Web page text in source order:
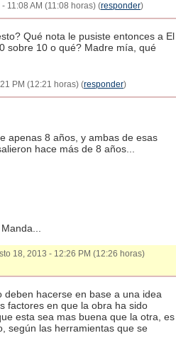
11:08 AM (11:08 horas) (responder)
Qué nota le pusiste entonces a El
sobre 10 o qué? Madre mía, qué
PM (12:21 horas) (responder)
apenas 8 años, y ambas de esas
hace más de 8 años...
18, 2013 - 12:26 PM (12:26 horas)
deben hacerse en base a una idea
factores en que la obra ha sido
esta sea mas buena que la otra, es
según las herramientas que se